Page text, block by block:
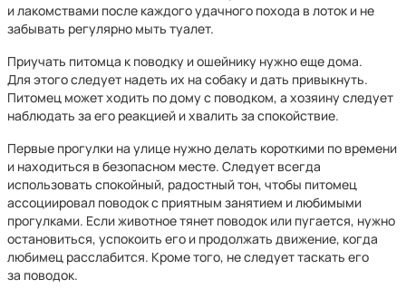
и лакомствами после каждого удачного похода в лоток и не
забывать регулярно мыть туалет.
Приучать питомца к поводку и ошейнику нужно еще дома.
Для этого следует надеть их на собаку и дать привыкнуть.
Питомец может ходить по дому с поводком, а хозяину следует
наблюдать за его реакцией и хвалить за спокойствие.
Первые прогулки на улице нужно делать короткими по времени
и находиться в безопасном месте. Следует всегда
использовать спокойный, радостный тон, чтобы питомец
ассоциировал поводок с приятным занятием и любимыми
прогулками. Если животное тянет поводок или пугается, нужно
остановиться, успокоить его и продолжать движение, когда
любимец расслабится. Кроме того, не следует таскать его
за поводок.